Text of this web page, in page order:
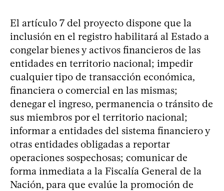
El artículo 7 del proyecto dispone que la
inclusión en el registro habilitará al Estado a
congelar bienes y activos financieros de las
entidades en territorio nacional; impedir
cualquier tipo de transacción económica,
financiera o comercial en las mismas;
denegar el ingreso, permanencia o tránsito de
sus miembros por el territorio nacional;
informar a entidades del sistema financiero y
otras entidades obligadas a reportar
operaciones sospechosas; comunicar de
forma inmediata a la Fiscalía General de la
Nación, para que evalúe la promoción de